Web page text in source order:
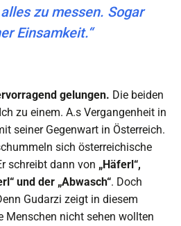
zu messen. Sogar
Einsamkeit.“
gelungen. Die beiden
zu einem. A.s Vergangenheit in
seiner Gegenwart in Österreich.
sich österreichische
schreibt dann von „Häferl“,
und der „Abwasch“. Doch
Gudarzi zeigt in diesem
Menschen nicht sehen wollten